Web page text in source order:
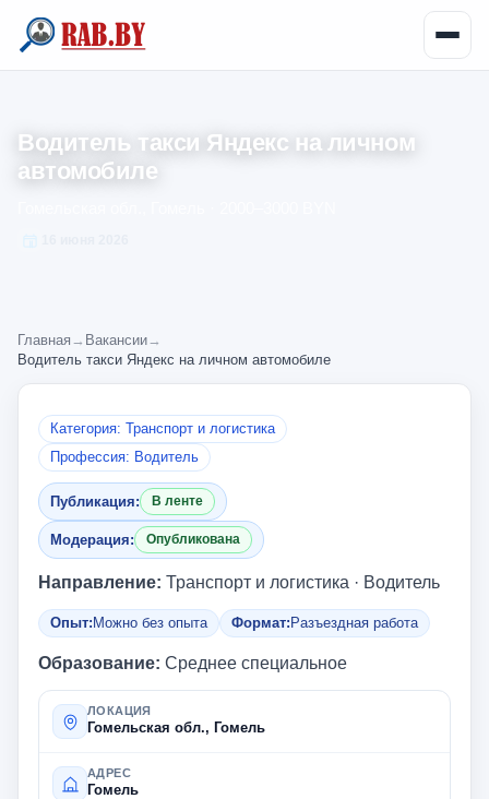
Водитель такси Яндекс на личном
автомобиле
Главная → Вакансии→
Водитель такси Яндекс на личном автомобиле
Категория: Транспорт и логистика
Профессия: Водитель
Публикация: В ленте
Модерация: Опубликована
Направление: Транспорт и логистика · Водитель
Опыт: Можно без опыта Формат: Разъездная работа
Образование: Среднее специальное
ЛОКАЦИЯ
Гомельская обл., Гомель
АДРЕС
Гомель